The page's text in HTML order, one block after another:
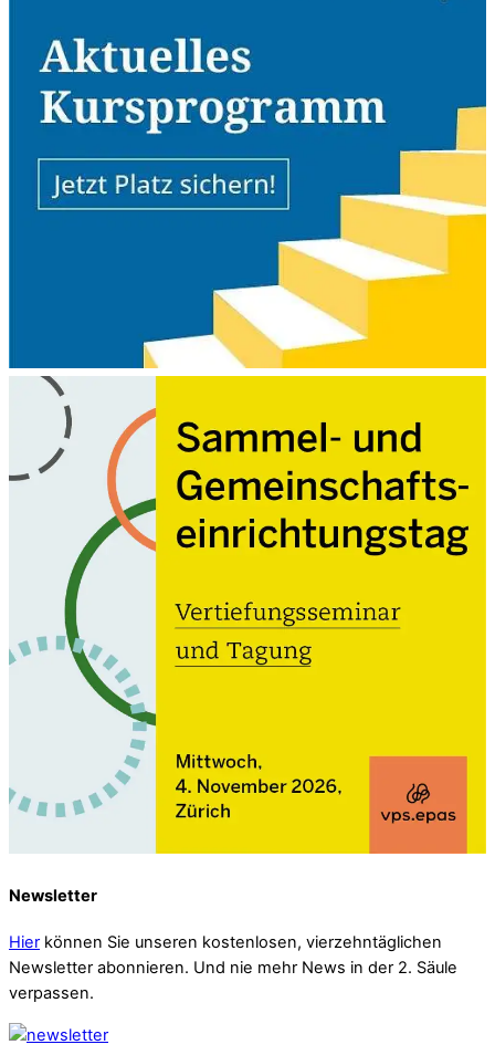
Newsletter
Hier können Sie unseren kostenlosen, vierzehntäglichen
Newsletter abonnieren. Und nie mehr News in der 2. Säule
verpassen.